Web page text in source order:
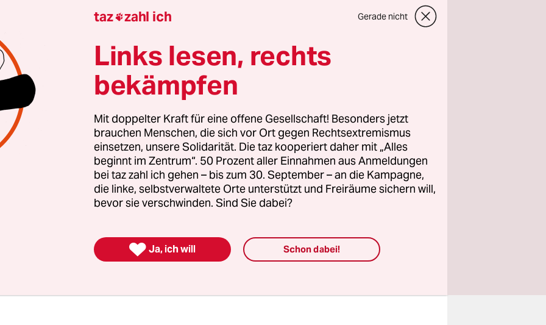
Ofen in der Mitte des mongolischen Zeltes dient eher als
denn als Nachtwärmer. Es ist September
, wir sind auf einem organisierten Treck im Jurtendorf,
für den boomenden sogenannten authentischen
Kamelzug und eben mit echtem Frieren.Ich mochte
. Sie ist furchteinflößend und ruhespendend zugleich,
und friedlich; eine dieser Regionen, die in der Realität
sind als auf Fotos – im Gegensatz zum
der auf Fotos immer besser aussieht als in der öden
taz zahl ich Gerade nicht
Links lesen, rechts
bekämpfen
Mit doppelter Kraft für eine offene Gesellschaft! Besonders jetzt
brauchen Menschen, die sich vor Ort gegen Rechtsextremismus
einsetzen, unsere Solidarität. Die taz kooperiert daher mit „Alles
beginnt im Zentrum“. 50 Prozent aller Einnahmen aus Anmeldungen
bei taz zahl ich gehen – bis zum 30. September – an die Kampagne,
die linke, selbstverwaltete Orte unterstützt und Freiräume sichern will,
bevor sie verschwinden. Sind Sie dabei?
 Ja, ich will Schon dabei!